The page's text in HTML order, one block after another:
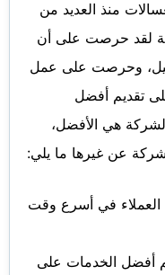
منذ العديد من
لقد حرصت على أن
وحرصت على عمل
تقديم أفضل
هي الأفضل،
عن غيرها ما يلي:
في أسرع وقت
أفضل الخدمات على